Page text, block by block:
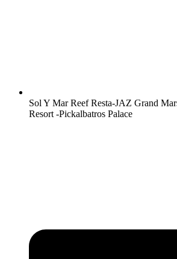
Sol Y Mar Reef Resta-JAZ Grand
Resort -Pickalbatros Palace